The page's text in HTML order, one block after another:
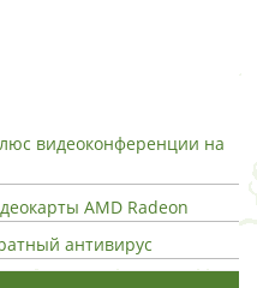
видеоконференции на
AMD Radeon
антивирус